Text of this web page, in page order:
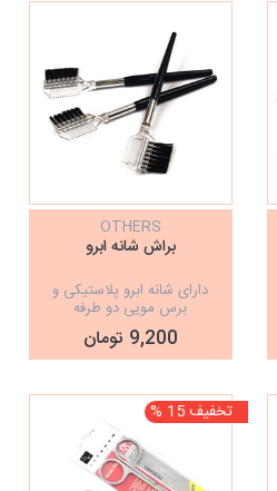
OTHERS
براش شانه ابرو
دارای شانه ابرو پلاستیکی و
برس مویی دو طرفه
9,200 تومان
تخفیف 15 %